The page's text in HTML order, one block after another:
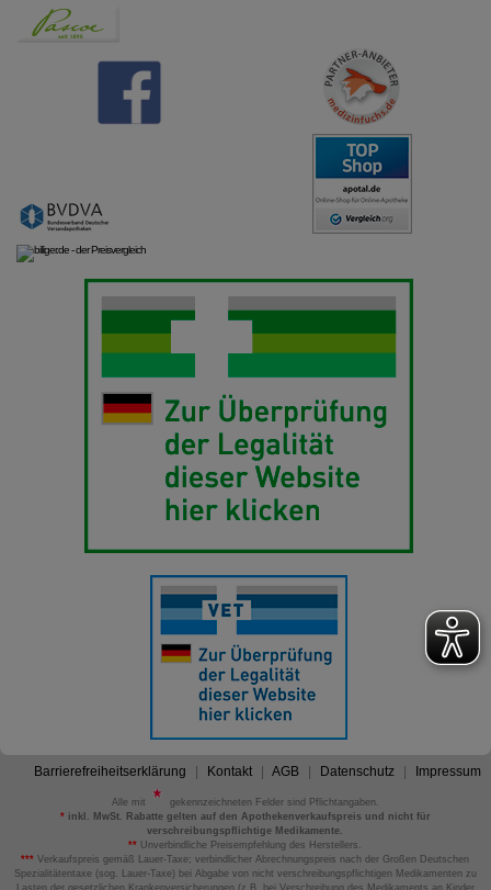
Barrierefreiheitserklärung Kontakt AGB Datenschutz Impressum
Alle mit
gekennzeichneten Felder sind Pflichtangaben.
*inkl. MwSt. Rabatte gelten auf den Apothekenverkaufspreis und nicht für
verschreibungspflichtige Medikamente.
** Unverbindliche Preisempfehlung des Herstellers.
*** Verkaufspreis gemäß Lauer-Taxe; verbindlicher Abrechnungspreis nach der Großen Deutschen
Spezialitätentaxe (sog. Lauer-Taxe) bei Abgabe von nicht verschreibungspflichtigen Medikamenten zu
Lasten der gesetzlichen Krankenversicherungen (z.B. bei Verschreibung des Medikaments an Kinder